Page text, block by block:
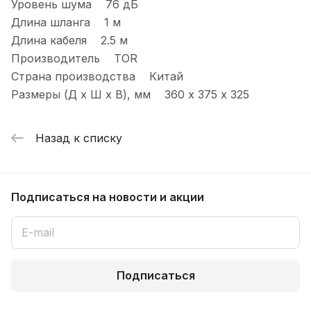
Уровень шума 76 дБ
Длина шланга 1 м
Длина кабеля 2.5 м
Производитель TOR
Страна производства Китай
Размеры (Д x Ш x В), мм 360 х 375 х 325
Назад к списку
Подписаться на новости и акции
Подписаться